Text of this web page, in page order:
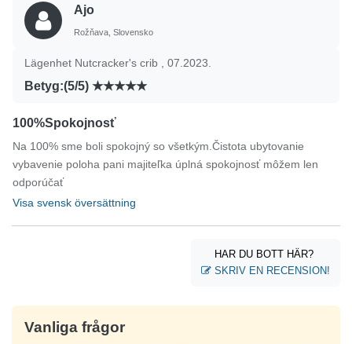
Ajo
Rožňava, Slovensko
Lägenhet Nutcracker's crib , 07.2023.
Betyg:(5/5)
100%Spokojnosť
Na 100% sme boli spokojný so všetkým.Čistota ubytovanie
vybavenie poloha pani majiteľka úplná spokojnosť môžem len
odporúčať
Visa svensk översättning
HAR DU BOTT HÄR?
SKRIV EN RECENSION!
Vanliga frågor